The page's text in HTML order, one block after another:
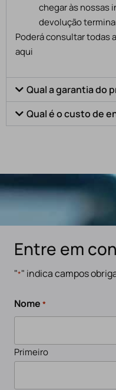
chegar às nossas
devolução
Poderá consultar todas
aqui
Qual a garantia do
Qual é o custo de
Entre em
"*" indica campos
Nome *
Primeiro